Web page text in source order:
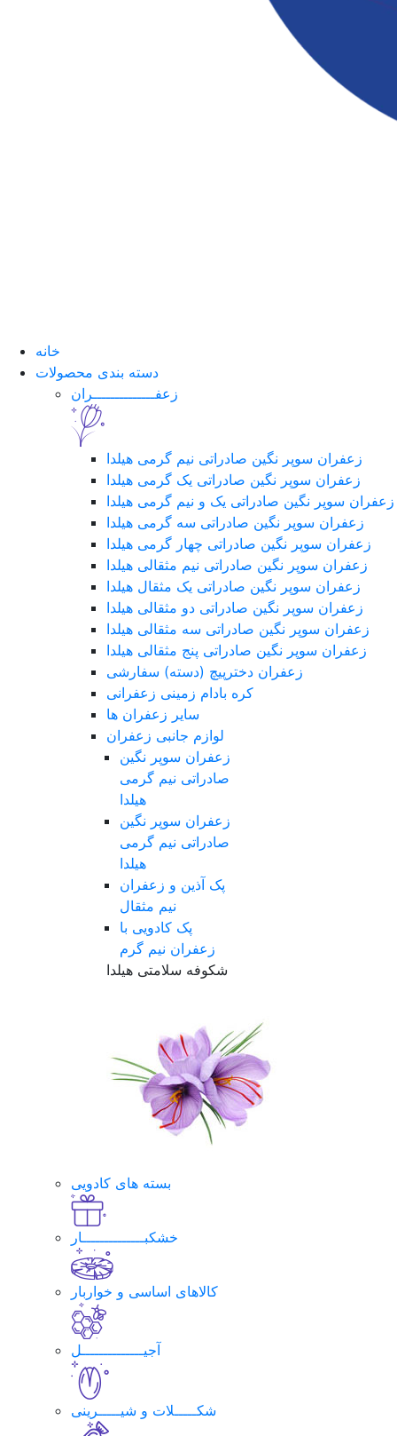
خانه
دسته بندی محصولات
زعفــــــــــــــران
زعفران سوپر نگین صادراتی نیم گرمی هیلدا
زعفران سوپر نگین صادراتی یک گرمی هیلدا
زعفران سوپر نگین صادراتی یک و نیم گرمی هیلدا
زعفران سوپر نگین صادراتی سه گرمی هیلدا
زعفران سوپر نگین صادراتی چهار گرمی هیلدا
زعفران سوپر نگین صادراتی نیم مثقالی هیلدا
زعفران سوپر نگین صادراتی یک مثقال هیلدا
زعفران سوپر نگین صادراتی دو مثقالی هیلدا
زعفران سوپر نگین صادراتی سه مثقالی هیلدا
زعفران سوپر نگین صادراتی پنج مثقالی هیلدا
زعفران دخترپیچ (دسته) سفارشی
کره بادام زمینی زعفرانی
سایر زعفران ها
لوازم جانبی زعفران
زعفران سوپر نگین
صادراتی نیم گرمی
هیلدا
زعفران سوپر نگین
صادراتی نیم گرمی
هیلدا
پک آذین و زعفران
نیم مثقال
پک کادویی با
زعفران نیم گرم
شکوفه سلامتی هیلدا
بسته های کادویی
خشکبــــــــــــــار
کالاهای اساسی و خواربار
آجیــــــــــــــل
شکـــــلات و شیـــــرینی